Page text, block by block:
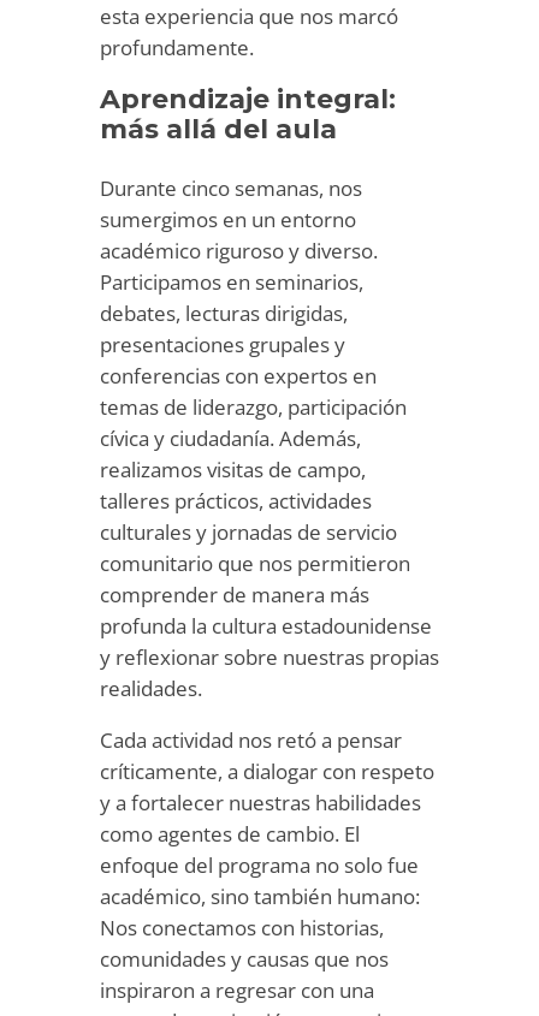
esta experiencia que nos marcó
profundamente.
Aprendizaje integral:
más allá del aula
Durante cinco semanas, nos
sumergimos en un entorno
académico riguroso y diverso.
Participamos en seminarios,
debates, lecturas dirigidas,
presentaciones grupales y
conferencias con expertos en
temas de liderazgo, participación
cívica y ciudadanía. Además,
realizamos visitas de campo,
talleres prácticos, actividades
culturales y jornadas de servicio
comunitario que nos permitieron
comprender de manera más
profunda la cultura estadounidense
y reflexionar sobre nuestras propias
realidades.
Cada actividad nos retó a pensar
críticamente, a dialogar con respeto
y a fortalecer nuestras habilidades
como agentes de cambio. El
enfoque del programa no solo fue
académico, sino también humano:
Nos conectamos con historias,
comunidades y causas que nos
inspiraron a regresar con una